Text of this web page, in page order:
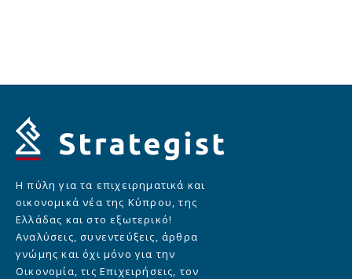
Η πύλη για τα επιχειρηματικά και
οικονομικά νέα της Κύπρου, της
Ελλάδας και στο εξωτερικό!
Αναλύσεις, συνεντεύξεις, άρθρα
γνώμης και όχι μόνο για την
Οικονομία, τις Επιχειρήσεις, τον